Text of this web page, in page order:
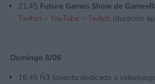
21:45 Future Games Show de
Twitter
YouTube Twitch (duración
Domingo 8/06
16:45 Ñ3 (evento dedicado a